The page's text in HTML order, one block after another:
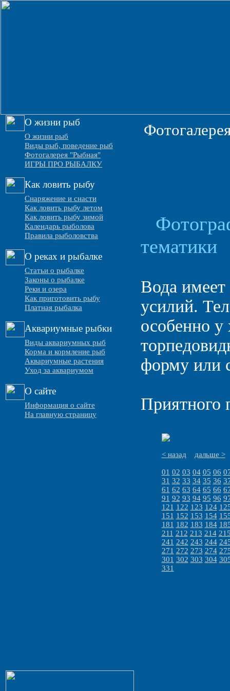
О жизни рыб
О жизни рыб
Виды рыб, поведение рыб
Фотогалерея "Рыбная"
ИГРЫ ПРО РЫБАЛКУ
Как ловить рыбу
Снаряжение и снасти
Как ловить рыбу летом
Как ловить рыбу зимой
Календарь рыболова
Правила рыболовства
О реках и рыбалке
Статьи о рыбалке
Законы о рыбалке
Реки и озера
Как приготовить рыбу
Платная рыбалка
Аквариумные рыбки
Виды аквариумных рыб
Корма и кормление рыб
Аквариумные растения
Уход за аквариумом
О сайте
Информация о сайте
На главную страницу
тематики
Вода
усилий.
особенно
форму или
Приятного
< назад дальше >
01 02 03 04 05 06
31 32 33 34 35 36
61 62 63 64 65 66
91 92 93 94 95 96
121 122 123 124
151 152 153 154
181 182 183 184
211 212 213 214
241 242 243 244
271 272 273 274
301 302 303 304
331